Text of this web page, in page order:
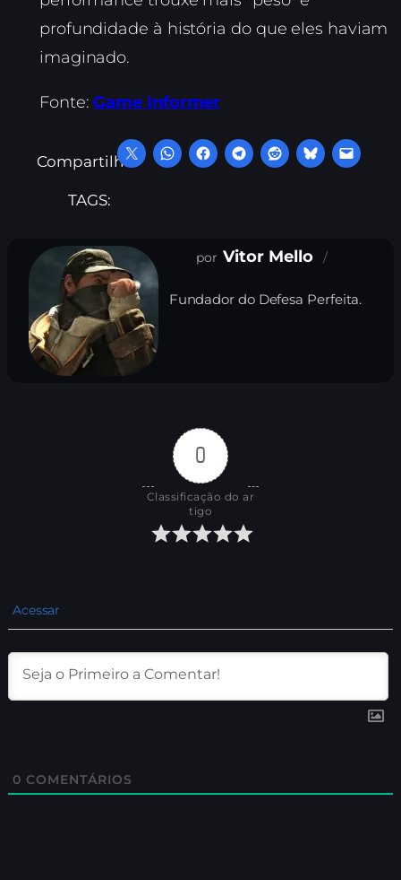
profundidade à história do que eles haviam
imaginado.
Fonte:Game Informer
Compartilhe:
TAGS:
Vitor Mello
Fundador do Defesa Perfeita.
0
Classificação do ar
tigo
Acessar
0 COMENTÁRIOS